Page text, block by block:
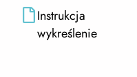
Instrukcja
wykreślenie